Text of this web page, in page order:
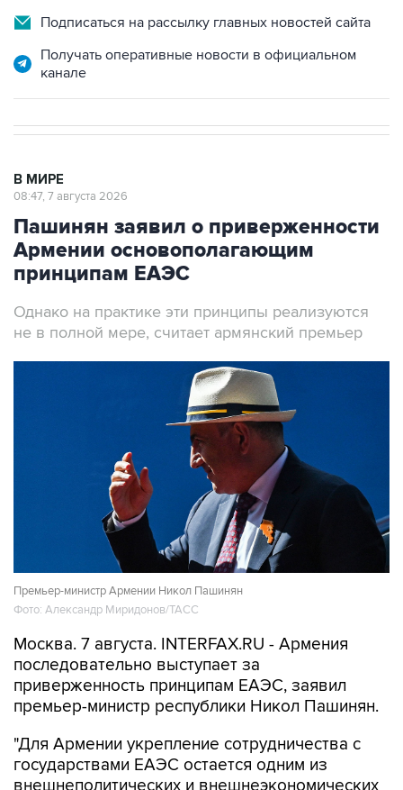
Подписаться на рассылку главных новостей сайта
Получать оперативные новости в официальном
канале
В МИРЕ
08:47, 7 августа 2026
Пашинян заявил о приверженности
Армении основополагающим
принципам ЕАЭС
Однако на практике эти принципы реализуются
не в полной мере, считает армянский премьер
Премьер-министр Армении Никол Пашинян
Фото: Александр Миридонов/ТАСС
Москва. 7 августа. INTERFAX.RU - Армения
последовательно выступает за
приверженность принципам ЕАЭС, заявил
премьер-министр республики Никол Пашинян.
"Для Армении укрепление сотрудничества с
государствами ЕАЭС остается одним из